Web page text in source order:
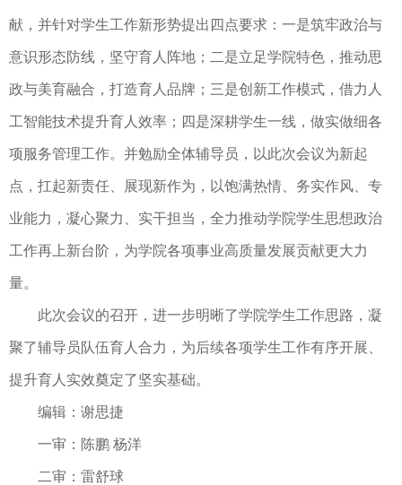
献，并针对学生工作新形势提出四点要求：一是筑牢政治与
意识形态防线，坚守育人阵地；二是立足学院特色，推动思
政与美育融合，打造育人品牌；三是创新工作模式，借力人
工智能技术提升育人效率；四是深耕学生一线，做实做细各
项服务管理工作。并勉励全体辅导员，以此次会议为新起
点，扛起新责任、展现新作为，以饱满热情、务实作风、专
业能力，凝心聚力、实干担当，全力推动学院学生思想政治
工作再上新台阶，为学院各项事业高质量发展贡献更大力
量。
此次会议的召开，进一步明晰了学院学生工作思路，凝
聚了辅导员队伍育人合力，为后续各项学生工作有序开展、
提升育人实效奠定了坚实基础。
编辑：谢思捷
一审：陈鹏 杨洋
二审：雷舒球